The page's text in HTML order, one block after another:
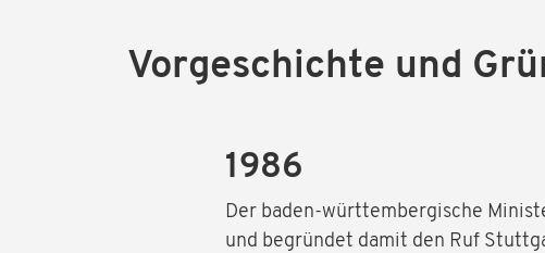
Vorgeschichte und
1986
Der baden-württembergische
und begründet damit den Ruf